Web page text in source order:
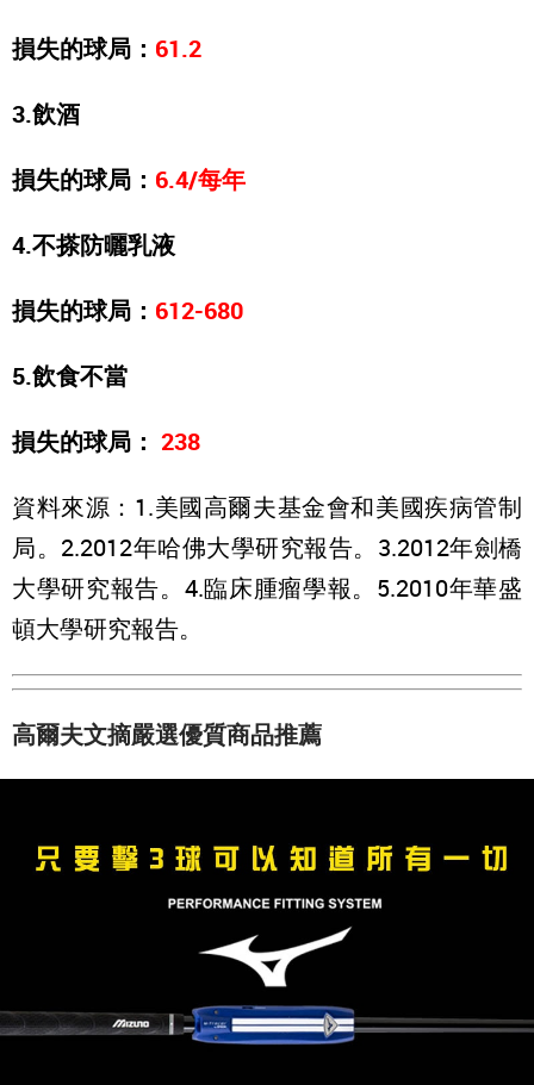
損失的球局： 61.2
3.飲酒
損失的球局： 6.4/每年
4.不搽防曬乳液
損失的球局： 612-680
5.飲食不當
損失的球局： 238
資料來源：1.美國高爾夫基金會和美國疾病管制
局。2.2012年哈佛大學研究報告。3.2012年劍橋
大學研究報告。4.臨床腫瘤學報。5.2010年華盛
頓大學研究報告。
高爾夫文摘嚴選優質商品推薦